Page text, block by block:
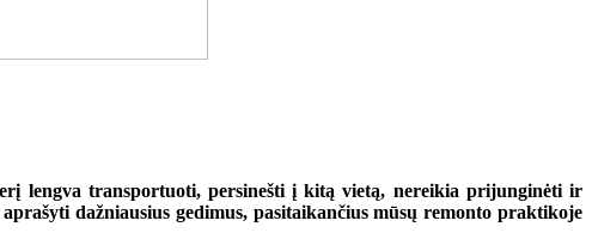
lengva transportuoti, persinešti į kitą vietą, nereikia prijunginėti ir
dažniausius gedimus, pasitaikančius mūsų remonto praktikoje